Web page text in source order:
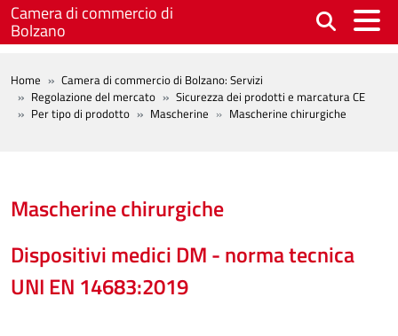
Salta al contenuto principale
Camera di commercio di
Bolzano
BREADCRUMB
Home
Camera di commercio di Bolzano: Servizi
Regolazione del mercato
Sicurezza dei prodotti e marcatura CE
Per tipo di prodotto
Mascherine Mascherine chirurgiche
Mascherine chirurgiche
Dispositivi medici DM - norma tecnica
UNI EN 14683:2019